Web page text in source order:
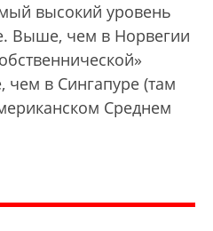
высокий уровень
Выше, чем в Норвегии
в Сингапуре (там
Среднем